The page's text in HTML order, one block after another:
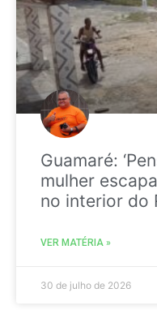
Guamaré:
mulher
no interior do
VER MATÉRIA »
30 de julho de 2026